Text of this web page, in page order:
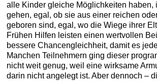
alle Kinder gleiche Möglichkeiten haben,
gehen, egal, ob sie aus einer reichen
geboren sind, egal, wo die Wiege ihrer
Frühen Hilfen leisten einen wertvollen
bessere Chancengleichheit, damit es
Manchen Teilnehmern ging dieser
nicht weit genug, weil eine wirksame
darin nicht angelegt ist. Aber dennoch –